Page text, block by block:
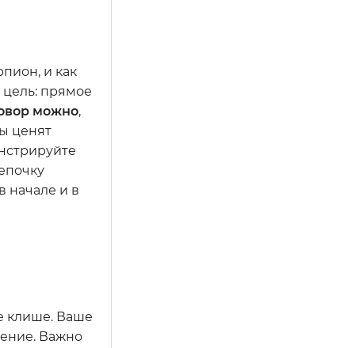
и как
прямое
можно,
ценят
начале и в
клише. Ваше
Важно